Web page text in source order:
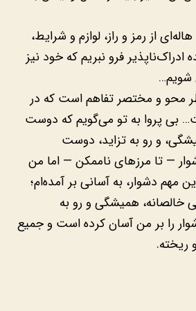
از رمز و راز، لوازم و شرایط،
فرو نبریم که خود نیز
شویم…
محو و مختصر تفاهم است که در
بی پروا به تو می‌گویم که دوست
و رو به تزاید، دوست
— تا مرزهای ناممکن — اما من
مهم دشوار، به آسانی بر آمده‌ام؛
خالصانه، همیشگی و رو به
را بر من آسان کرده است و جمیع
ریخته.